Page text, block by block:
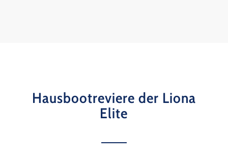
Hausbootreviere der Liona
Elite